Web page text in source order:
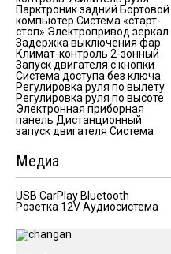
Парктроник задний Бортовой
компьютер Система «старт-
стоп» Электропривод зеркал
Задержка выключения фар
Климат-контроль 2-зонный
Запуск двигателя с кнопки
Система доступа без ключа
Регулировка руля по вылету
Регулировка руля по высоте
Электронная приборная
панель Дистанционный
запуск двигателя Система
задние
Электростеклоподъемники
передние
Мультифункциональное
рулевое колесоДатчик света
Датчик дождя
Электрообогрев боковых
зеркал Электрообогрев
лобового стекла
Электрообогрев форсунок
Медиа
USB CarPlay Bluetooth
Розетка 12V Аудиосистема
Android Auto Мультимедиа